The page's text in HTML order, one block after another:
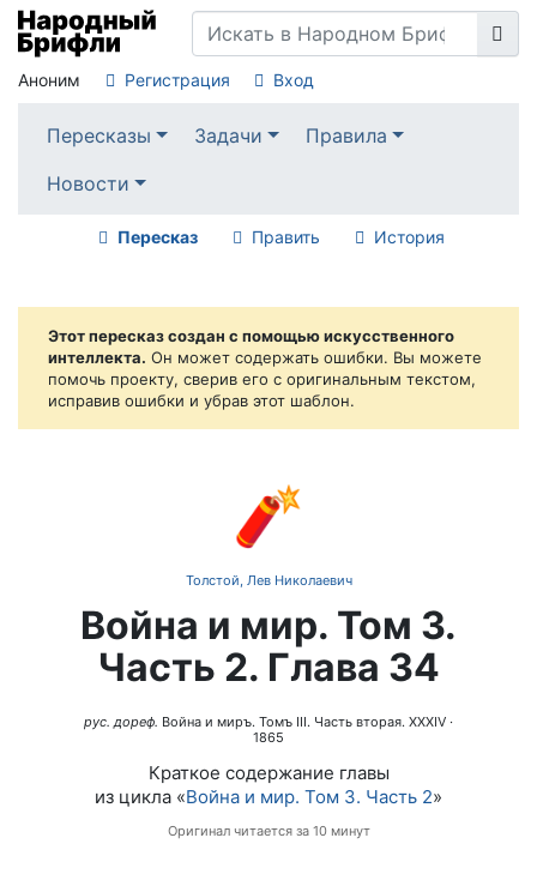
Аноним Регистрация Вход
Пересказы Задачи
Правила
Новости
Пересказ Править История
Этот пересказ создан с помощью искусственного
интеллекта. Он может содержать ошибки. Вы можете
помочь проекту, сверив его с оригинальным текстом,
исправив ошибки и убрав этот шаблон.
🧨
Толстой, Лев Николаевич
Война и мир. Том 3.
Часть 2. Глава 34
рус. дореф. Война и миръ. Томъ III. Часть вторая. XXXIV ·
1865
Краткое содержание главы
из цикла «Война и мир. Том 3. Часть 2»
Оригинал читается за 10 минут